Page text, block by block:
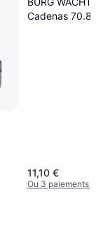
Cadenas
11,10 €
Ou 3 paiements